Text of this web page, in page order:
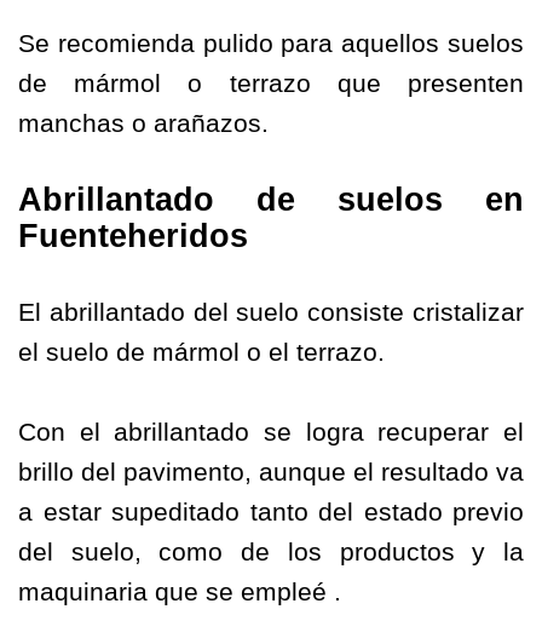
Se recomienda pulido para aquellos suelos
de mármol o terrazo que presenten
manchas o arañazos.
Abrillantado de suelos en
Fuenteheridos
El abrillantado del suelo consiste cristalizar
el suelo de mármol o el terrazo.
Con el abrillantado se logra recuperar el
brillo del pavimento, aunque el resultado va
a estar supeditado tanto del estado previo
del suelo, como de los productos y la
maquinaria que se empleé .